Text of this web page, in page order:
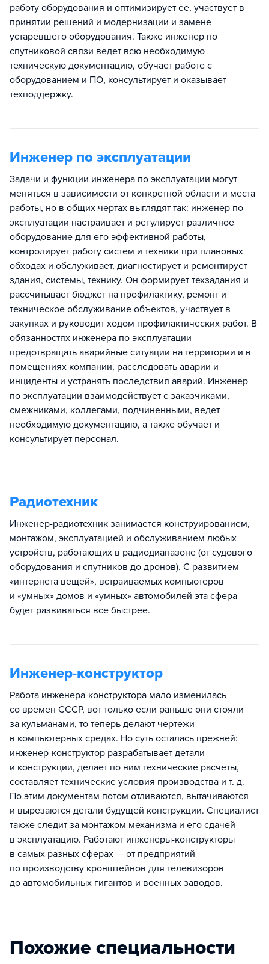
работу оборудования и оптимизирует ее, участвует в
принятии решений и модернизации и замене
устаревшего оборудования. Также инженер по
спутниковой связи ведет всю необходимую
техническую документацию, обучает работе с
оборудованием и ПО, консультирует и оказывает
техподдержку.
Инженер по эксплуатации
Задачи и функции инженера по эксплуатации могут
меняться в зависимости от конкретной области и места
работы, но в общих чертах выглядят так: инженер по
эксплуатации настраивает и регулирует различное
оборудование для его эффективной работы,
контролирует работу систем и техники при плановых
обходах и обслуживает, диагностирует и ремонтирует
здания, системы, технику. Он формирует техзадания и
рассчитывает бюджет на профилактику, ремонт и
техническое обслуживание объектов, участвует в
закупках и руководит ходом профилактических работ. В
обязанностях инженера по эксплуатации
предотвращать аварийные ситуации на территории и в
помещениях компании, расследовать аварии и
инциденты и устранять последствия аварий. Инженер
по эксплуатации взаимодействует с заказчиками,
смежниками, коллегами, подчиненными, ведет
необходимую документацию, а также обучает и
консультирует персонал.
Радиотехник
Инженер-радиотехник занимается конструированием,
монтажом, эксплуатацией и обслуживанием любых
устройств, работающих в радиодиапазоне (от судового
оборудования и спутников до дронов). С развитием
«интернета вещей», встраиваемых компьютеров
и «умных» домов и «умных» автомобилей эта сфера
будет развиваться все быстрее.
Инженер-конструктор
Работа инженера-конструктора мало изменилась
со времен СССР, вот только если раньше они стояли
за кульманами, то теперь делают чертежи
в компьютерных средах. Но суть осталась прежней:
инженер-конструктор разрабатывает детали
и конструкции, делает по ним технические расчеты,
составляет технические условия производства и т. д.
По этим документам потом отливаются, вытачиваются
и вырезаются детали будущей конструкции. Специалист
также следит за монтажом механизма и его сдачей
в эксплуатацию. Работают инженеры-конструкторы
в самых разных сферах — от предприятий
по производству кронштейнов для телевизоров
до автомобильных гигантов и военных заводов.
Похожие специальности